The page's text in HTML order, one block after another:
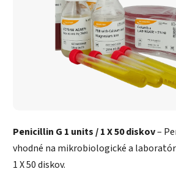
Penicillin G 1 units / 1 X 50 diskov–
vhodné na mikrobiologické a
1 X 50 diskov.